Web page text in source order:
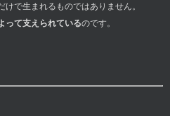
で生まれるものではありません。
って支えられているのです。